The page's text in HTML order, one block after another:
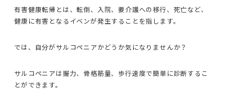
有害健康転帰とは、転倒、入院、要介護への移行、死亡など、
健康に有害となるイベンが発生することを指します。
では、自分がサルコペニアかどうか気になりませんか？
サルコペニアは握力、骨格筋量、歩行速度で簡単に診断するこ
とができます。